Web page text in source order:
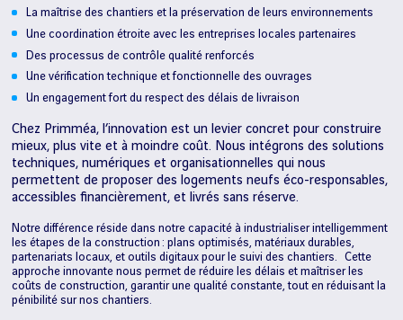
La maîtrise des chantiers et la préservation de leurs environnements
Une coordination étroite avec les entreprises locales partenaires
Des processus de contrôle qualité renforcés
Une vérification technique et fonctionnelle des ouvrages
Un engagement fort du respect des délais de livraison
Chez Primméa, l’innovation est un levier concret pour construire
mieux, plus vite et à moindre coût. Nous intégrons des solutions
techniques, numériques et organisationnelles qui nous
permettent de proposer des logements neufs éco-responsables,
accessibles financièrement, et livrés sans réserve.
Notre différence réside dans notre capacité à industrialiser intelligemment
les étapes de la construction : plans optimisés, matériaux durables,
partenariats locaux, et outils digitaux pour le suivi des chantiers. Cette
approche innovante nous permet de réduire les délais et maîtriser les
coûts de construction, garantir une qualité constante, tout en réduisant la
pénibilité sur nos chantiers.